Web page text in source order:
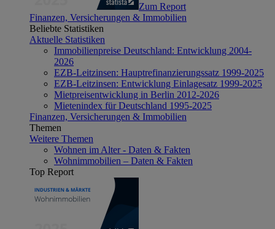
Zum Report
Finanzen, Versicherungen & Immobilien
Beliebte Statistiken
Aktuelle Statistiken
Immobilienpreise Deutschland: Entwicklung 2004-
2026
EZB-Leitzinsen: Hauptrefinanzierungssatz 1999-2025
EZB-Leitzinsen: Entwicklung Einlagesatz 1999-2025
Mietpreisentwicklung in Berlin 2012-2026
Mietenindex für Deutschland 1995-2025
Finanzen, Versicherungen & Immobilien
Themen
Weitere Themen
Wohnen im Alter - Daten & Fakten
Wohnimmobilien – Daten & Fakten
Top Report